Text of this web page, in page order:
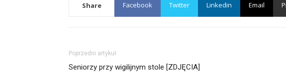
Share Facebook Twitter Linkedin Email
Poprzedni artykuł
Seniorzy przy wigilijnym stole [ZDJĘCIA]